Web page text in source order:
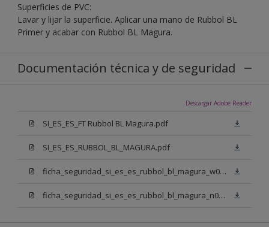
Superficies de PVC:
Lavar y lijar la superficie. Aplicar una mano de Rubbol BL
Primer y acabar con Rubbol BL Magura.
Documentación técnica y de seguridad
Descargar Adobe Reader
SI_ES_ES_FT Rubbol BL Magura.pdf
SI_ES_ES_RUBBOL_BL_MAGURA.pdf
ficha_seguridad_si_es_es_rubbol_bl_magura_w05.pdf
ficha_seguridad_si_es_es_rubbol_bl_magura_n00.pdf